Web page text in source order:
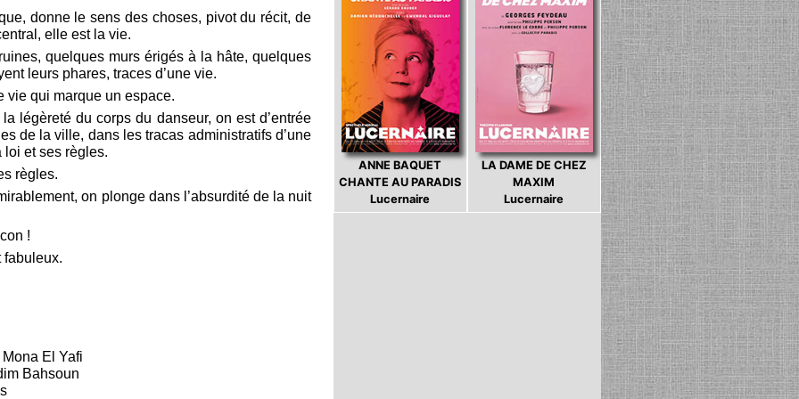
donne le sens des choses, pivot du récit, de
elle est la vie.
quelques murs érigés à la hâte, quelques
leurs phares, traces d’une vie.
vie qui marque un espace.
légèreté du corps du danseur, on est d’entrée
de la ville, dans les tracas administratifs d’une
et ses règles.
règles.
on plonge dans l’absurdité de la nuit
!
El Yafi
Bahsoun
ANNE BAQUET
CHANTE AU PARADIS
Lucernaire
LA DAME DE CHEZ
MAXIM
Lucernaire